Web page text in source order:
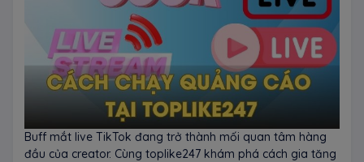
Buff mắt live TikTok đang trở thành mối quan tâm hàng
đầu của creator. Cùng toplike247 khám phá cách gia tăng